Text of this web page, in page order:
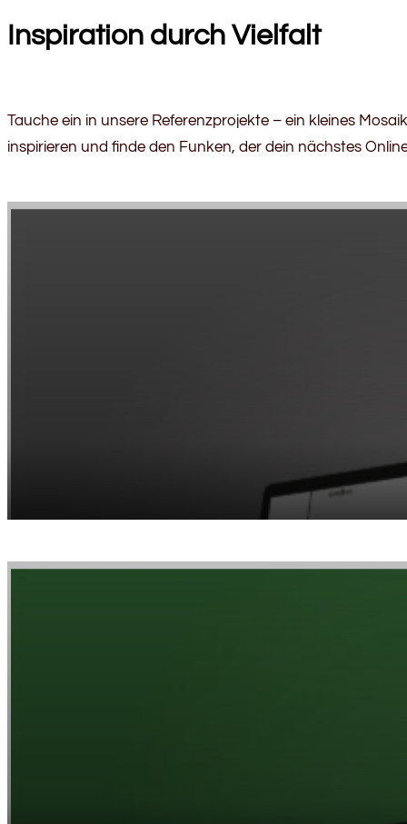
Inspiration durch Vielfalt
Tauche ein in unsere Referenzprojekte – ein kleines
inspirieren und finde den Funken, der dein nächstes